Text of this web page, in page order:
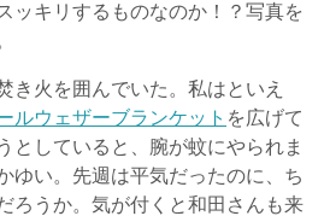
ッキリするものなのか！？写真を
火を囲んでいた。私はといえ
ルウェザーブランケット を広げて
としていると、腕が蚊にやられま
ゆい。先週は平気だったのに、ち
ろうか。気が付くと和田さんも来